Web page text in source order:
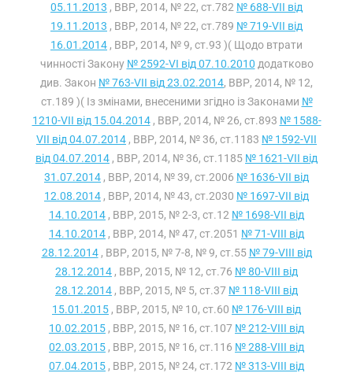
05.11.2013 , ВВР, 2014, № 22, ст.782 № 688-VII від
19.11.2013 , ВВР, 2014, № 22, ст.789 № 719-VII від
16.01.2014 , ВВР, 2014, № 9, ст.93 )( Щодо втрати
чинності Закону № 2592-VI від 07.10.2010 додатково
див. Закон № 763-VII від 23.02.2014, ВВР, 2014, № 12,
ст.189 )( Із змінами, внесеними згідно із Законами №
1210-VII від 15.04.2014, ВВР, 2014, № 26, ст.893 № 1588-
VII від 04.07.2014 , ВВР, 2014, № 36, ст.1183 № 1592-VII
від 04.07.2014 , ВВР, 2014, № 36, ст.1185 № 1621-VII від
31.07.2014 , ВВР, 2014, № 39, ст.2006 № 1636-VII від
12.08.2014 , ВВР, 2014, № 43, ст.2030 № 1697-VII від
14.10.2014 , ВВР, 2015, № 2-3, ст.12 № 1698-VII від
14.10.2014 , ВВР, 2014, № 47, ст.2051 № 71-VIII від
28.12.2014, ВВР, 2015, № 7-8, № 9, ст.55 № 79-VIII від
28.12.2014 , ВВР, 2015, № 12, ст.76 № 80-VIII від
28.12.2014 , ВВР, 2015, № 5, ст.37 № 118-VIII від
15.01.2015 , ВВР, 2015, № 10, ст.60 № 176-VIII від
10.02.2015 , ВВР, 2015, № 16, ст.107 № 212-VIII від
02.03.2015 , ВВР, 2015, № 16, ст.116 № 288-VIII від
07.04.2015 , ВВР, 2015, № 24, ст.172 № 313-VIII від